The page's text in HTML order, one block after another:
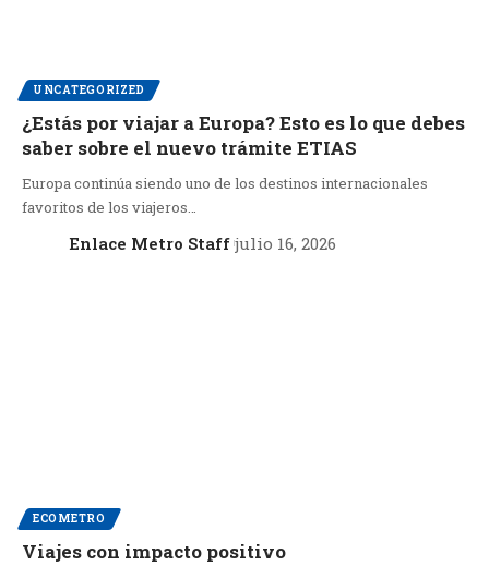
UNCATEGORIZED
¿Estás por viajar a Europa? Esto es lo que debes
saber sobre el nuevo trámite ETIAS
Europa continúa siendo uno de los destinos internacionales
favoritos de los viajeros…
Enlace Metro Staff julio 16, 2026
ECOMETRO
Viajes con impacto positivo